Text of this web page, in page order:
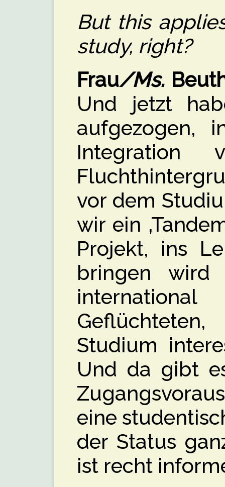
But this
study, right?
Frau/Ms.
Und jetzt
aufgezogen,
Integration
vor dem
wir ein
Projekt, ins
bringen wird
Studium
Und da gibt
eine
der Status
ist recht